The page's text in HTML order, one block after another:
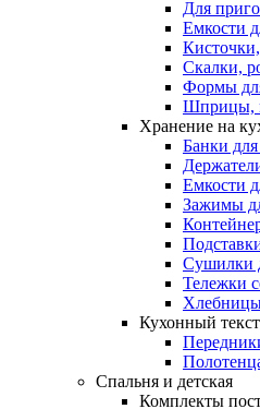
Для
Емкости
Скалки,
Формы
Шприцы,
Хранение на
Банки
Емкости
Зажимы
Сушилки
Тележки
Хлебницы
Кухонный
Спальня и детская
Комплекты